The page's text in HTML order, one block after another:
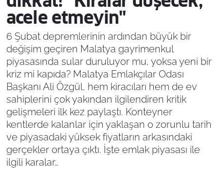
acele etmeyin"
6 Şubat depremlerinin ardından büyük bir
değişim geçiren Malatya gayrimenkul
piyasasında sular duruluyor mu, yoksa yeni bir
kriz mi kapıda? Malatya Emlakçılar Odası
Başkanı Ali Özgül, hem kiracıları hem de ev
sahiplerini çok yakından ilgilendiren kritik
gelişmeleri ilk kez paylaştı. Konteyner
kentlerde kalanlar için yaklaşan o zorunlu tarih
ve piyasadaki yüksek fiyatların arkasındaki
gerçekler ortaya çıktı. İşte emlak piyasası ile
ilgili karalar…